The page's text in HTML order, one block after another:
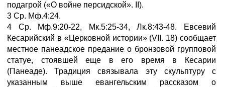
подагрой («О войне персидской». II).
3 Ср. Мф.4:24.
4 Ср. Мф.9:20-22, Мк.5:25-34, Лк.8:43-48. Евсевий
Кесарийский в «Церковной истории» (VII. 18) сообщает
местное панеадское предание о бронзовой групповой
статуе, стоявшей еще в его время в Кесарии
(Панеаде). Традиция связывала эту скульптуру с
указанным выше евангельским рассказом о